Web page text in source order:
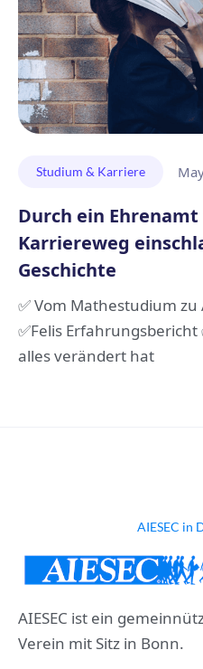
Studium & Karriere
Durch ein
Karriereweg
Geschichte
✅ Vom Mathestudium
✅Felis
alles verändert hat
AIESEC in
AIESEC ist ein
Verein mit Sitz in Bonn.